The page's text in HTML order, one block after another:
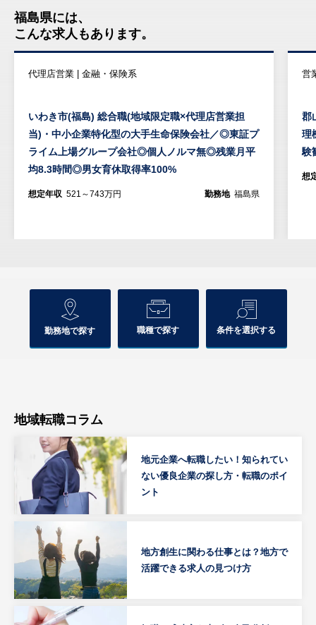
福島県には、
こんな求人もあります。
代理店営業 | 金融・保険系
いわき市(福島) 総合職(地域限定職×代理店営業担
当)・中小企業特化型の大手生命保険会社／◎東証プ
ライム上場グループ会社◎個人ノルマ無◎残業月平
均8.3時間◎男女育休取得率100%
想定年収 521～743万円 勤務地 福島県
営
郡
理
験
想
勤務地で探す 職種で探す 条件を選択する
地域転職コラム
地元企業へ転職したい！知られてい
ない優良企業の探し方・転職のポイ
ント
地方創生に関わる仕事とは？地方で
活躍できる求人の見つけ方